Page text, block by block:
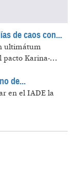
de caos con...
ultimátum
pacto Karina-...
de...
en el IADE la